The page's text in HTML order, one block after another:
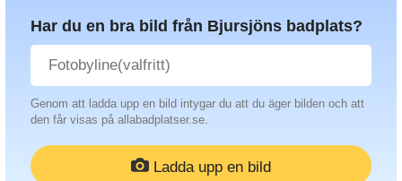
Har du en bra bild från Bjursjöns badplats?
Genom att ladda upp en bild intygar du att du äger bilden och att
den får visas på allabadplatser.se.
Ladda upp en bild